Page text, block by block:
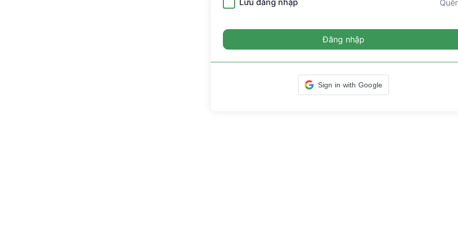
Lưu đăng nhập
Đăng nhập
Sign in with Google